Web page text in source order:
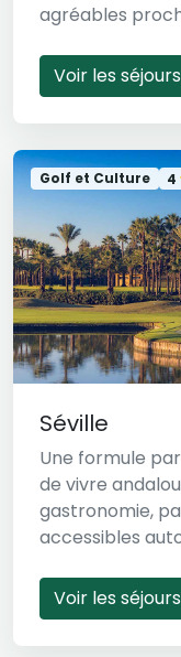
agréables
Voir les séjours
Golf et Culture 4
Séville
Une formule
de vivre
gastronomie,
accessibles
Voir les séjours